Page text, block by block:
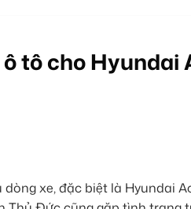
tô cho Hyundai
xe, đặc biệt là Hyundai